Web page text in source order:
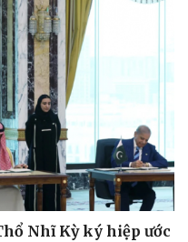
Nhĩ Kỳ ký hiệp ước